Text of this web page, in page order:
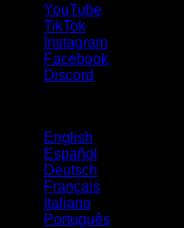
YouTube
TikTok
Instagram
Facebook
Discord
English
Español
Deutsch
Français
Italiano
Português